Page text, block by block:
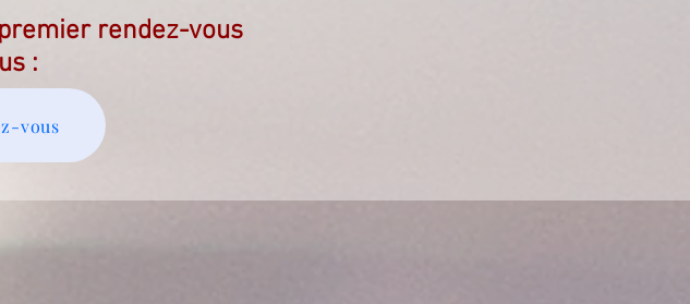
rendez-vous
:
vous